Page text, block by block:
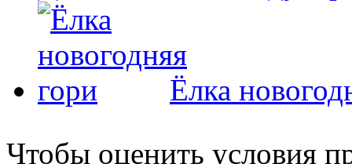
Ёлка
Чтобы оценить условия